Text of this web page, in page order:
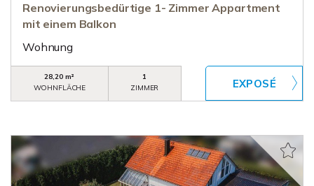
Renovierungsbedürtige 1- Zimmer Appartment
mit einem Balkon
Wohnung
28,20 m²
WOHNFLÄCHE
1
ZIMMER